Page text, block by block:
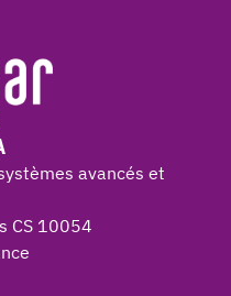
avancés et
CS 10054